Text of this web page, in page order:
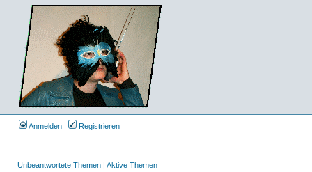
Anmelden Registrieren
Unbeantwortete Themen | Aktive Themen